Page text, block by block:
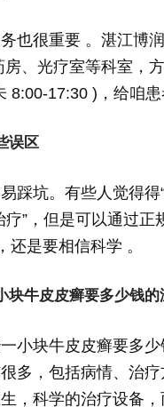
也很重要 。湛江博
、光疗室等科室，
8:00-17:30 )，给咱患
误区
踩坑。有些人觉得
”，但是可以通过
还是要相信科学 。
块牛皮皮癣要多少钱的
小块牛皮皮癣要多
多，包括病情、治
，科学的治疗设备